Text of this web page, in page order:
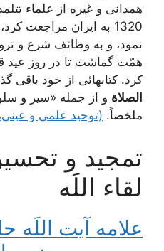
همدانى و غيره از علماء
1320 به ايران مراجعت
نمود، و به وظائف شرع و
كرد. كتابهائى از خود باقى
الصلاة و از جمله «سير و
ملخصاً. (توحید علمی و عینی،
تمجيد و
لقاء اللَه‏
علامه آیت اللَه